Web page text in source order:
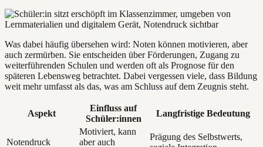
Was dabei häufig übersehen wird: Noten können motivieren, aber
auch zermürben. Sie entscheiden über Förderungen, Zugang zu
weiterführenden Schulen und werden oft als Prognose für den
späteren Lebensweg betrachtet. Dabei vergessen viele, dass Bildung
weit mehr umfasst als das, was am Schluss auf dem Zeugnis steht.
Aspekt
Einfluss auf
Schüler:innen
Langfristige Bedeutung
Notendruck
Motiviert, kann
aber auch
Prägung des Selbstwerts,